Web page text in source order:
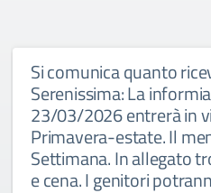
Si comunica quanto
Serenissima: La
23/03/2026 entrerà in
Primavera-estate. Il
Settimana. In allegato
e cena. I genitori